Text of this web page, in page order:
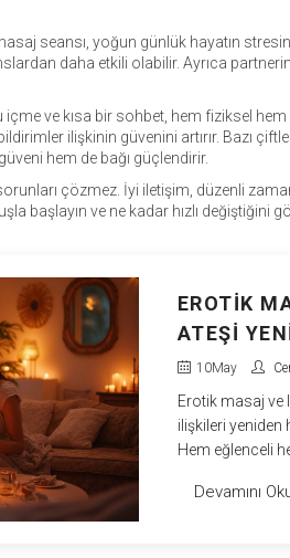
seansı, yoğun günlük hayatın
daha etkili olabilir. Ayrıca
ve kısa bir sohbet, hem fiziksel
ilişkinin güvenini artırır. Bazı
hem de bağı güçlendirir.
çözmez. İyi iletişim, düzenli
başlayın ve ne kadar hızlı değiştiğini
EROTIK
ATEŞI
10May
Erotik masaj ve
ilişkileri yeniden
Hem eğlenceli
Devamını